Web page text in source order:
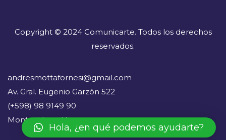
Copyright © 2024 Comunicarte. Todos los derechos
reservados.
andresmottafornesi@gmail.com
Av. Gral. Eugenio Garzón 522
(+598) 98 9149 90
Montevideo - Uruguay
Hola, ¿en qué podemos ayudarte?